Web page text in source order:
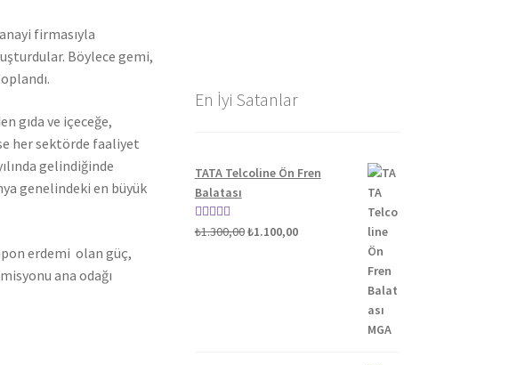
firmasıyla
Böylece gemi,
gıda ve içeceğe,
her sektörde faaliyet
gelindiğinde
genelindeki en büyük
erdemi olan güç,
ana odağı
En İyi Satanlar
TATA Telcoline Ön Fren
Balatası
5 üzerinden
₺1.300,00Orijinal
₺1.100,00Şu